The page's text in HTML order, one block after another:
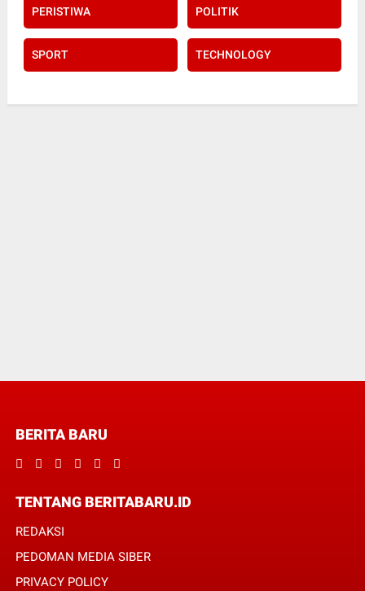
PERISTIWA POLITIK
SPORT TECHNOLOGY
BERITA BARU
TENTANG BERITABARU.ID
REDAKSI
PEDOMAN MEDIA SIBER
PRIVACY POLICY